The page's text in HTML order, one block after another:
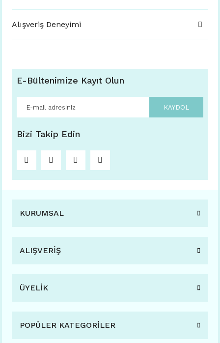
Alışveriş Deneyimi
E-Bültenimize Kayıt Olun
KAYDOL
Bizi Takip Edin
KURUMSAL
ALIŞVERİŞ
ÜYELİK
POPÜLER KATEGORİLER